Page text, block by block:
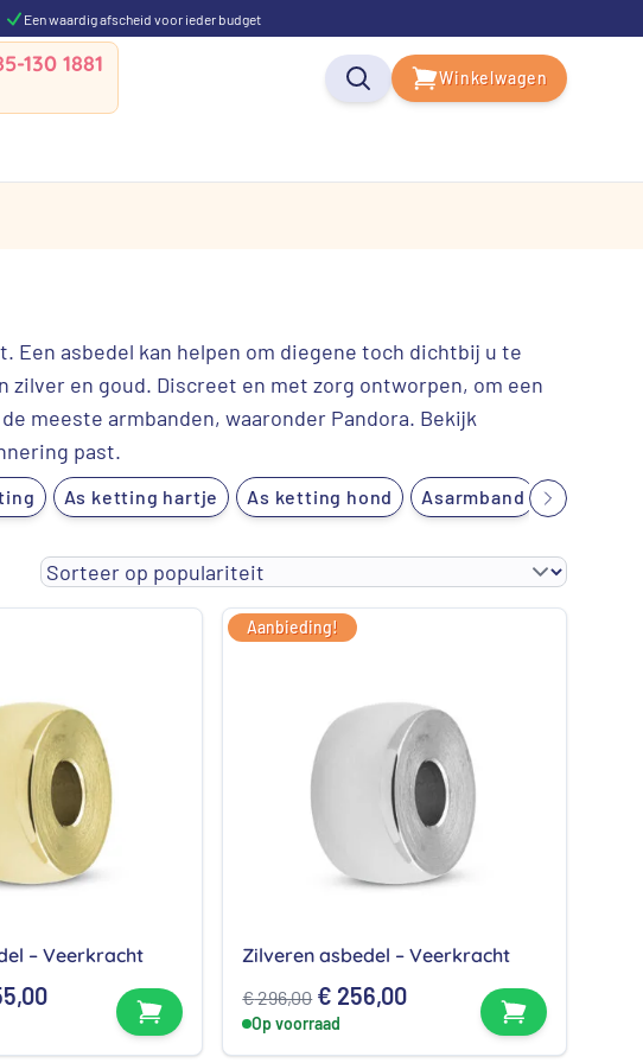
Een waardig afscheid voor ieder budget
130 1881 Winkelwagen
asbedel kan helpen om diegene toch dichtbij u te
en goud. Discreet en met zorg ontworpen, om een
meeste armbanden, waaronder Pandora. Bekijk
past.
As ketting hartje As ketting hond Asarmband Ashanger
– Veerkracht
Bekijk product
Aanbieding!
Zilveren asbedel – Veerkracht
€296,00 Oorspronkelijke
prijs
€ 256,00Huidige
Op voorraad
Bekijk